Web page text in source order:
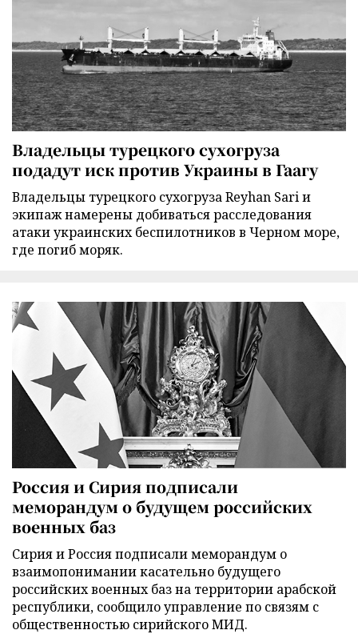
Владельцы турецкого сухогруза
подадут иск против Украины в Гаагу
Владельцы турецкого сухогруза Reyhan Sari и
экипаж намерены добиваться расследования
атаки украинских беспилотников в Черном море,
где погиб моряк.
Россия и Сирия подписали
меморандум о будущем российских
военных баз
Сирия и Россия подписали меморандум о
взаимопонимании касательно будущего
российских военных баз на территории арабской
республики, сообщило управление по связям с
общественностью сирийского МИД.